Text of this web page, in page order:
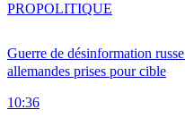
Guerre de désinformation
allemandes prises pour cible
10:36
PROPOLITIQUE